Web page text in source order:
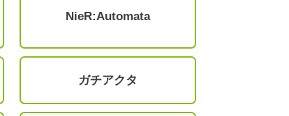
NieR:Automata
ガチアクタ